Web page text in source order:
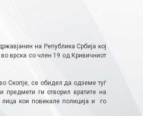
на Република Србија кој
врска со член 19 од Кривичниот
Скопје, се обидел да одземе туѓ
ги отворил вратите на
кои повикале полиција и го